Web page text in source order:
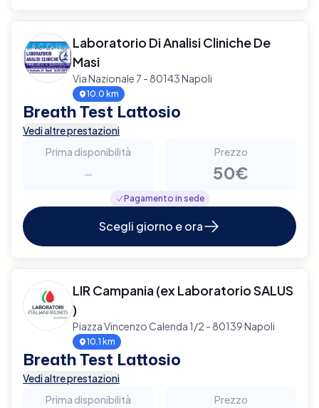
Laboratorio Di Analisi Cliniche De
Masi
Via Nazionale 7 - 80143 Napoli
10.0 km
Breath Test Lattosio
Vedi altre prestazioni
Prima disponibilità
-
Prezzo
50€
Pagamento in sede
Scegli giorno e ora
LIR Campania (ex Laboratorio SALUS
)
Piazza Vincenzo Calenda 1/2 - 80139 Napoli
10.1 km
Breath Test Lattosio
Vedi altre prestazioni
Prima disponibilità
Prezzo